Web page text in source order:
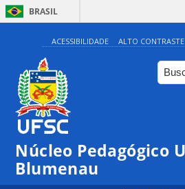
BRASIL
ACESSIBILIDADE ALTO CONTRASTE
Núcleo Pedagógico
Blumenau